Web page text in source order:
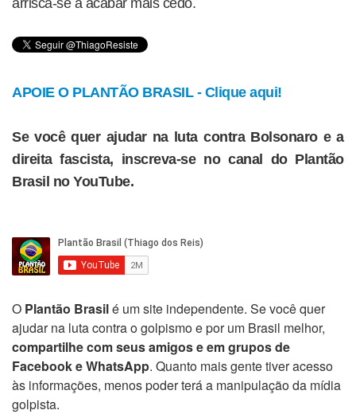
arrisca-se a acabar mais cedo.
APOIE O PLANTÃO BRASIL - Clique aqui!
Se você quer ajudar na luta contra Bolsonaro e a
direita fascista, inscreva-se no canal do Plantão
Brasil no YouTube.
O Plantão Brasilé um site independente. Se você quer
ajudar na luta contra o golpismo e por um Brasil melhor,
compartilhe com seus amigos e em grupos de
Facebook e WhatsApp. Quanto mais gente tiver acesso
às informações, menos poder terá a manipulação da mídia
golpista.